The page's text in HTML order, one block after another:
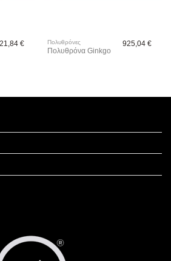
€ Πολυθρόνες
Πολυθρόνα Ginkgo
925,04 €